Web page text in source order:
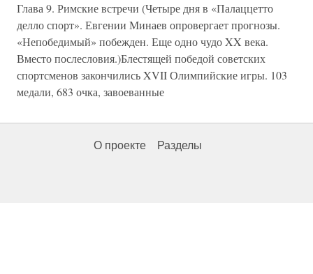
Глава 9. Римские встречи (Четыре дня в «Палаццетто
делло спорт». Евгении Минаев опровергает прогнозы.
«Непобедимый» побежден. Еще одно чудо XX века.
Вместо послесловия.)Блестящей победой советских
спортсменов закончились XVII Олимпийские игры. 103
медали, 683 очка, завоеванные
О проекте Разделы